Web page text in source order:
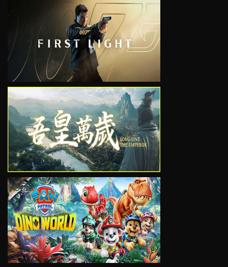
VIEW
VIEW
VIEW